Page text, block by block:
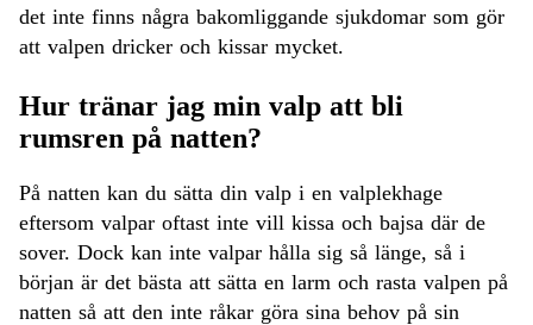
det inte finns några bakomliggande sjukdomar som gör
att valpen dricker och kissar mycket.
Hur tränar jag min valp att bli
rumsren på natten?
På natten kan du sätta din valp i en valplekhage
eftersom valpar oftast inte vill kissa och bajsa där de
sover. Dock kan inte valpar hålla sig så länge, så i
början är det bästa att sätta en larm och rasta valpen på
natten så att den inte råkar göra sina behov på sin